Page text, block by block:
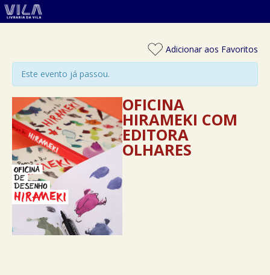
Adicionar aos Favoritos
Este evento já passou.
OFICINA
HIRAMEKI COM
EDITORA
OLHARES